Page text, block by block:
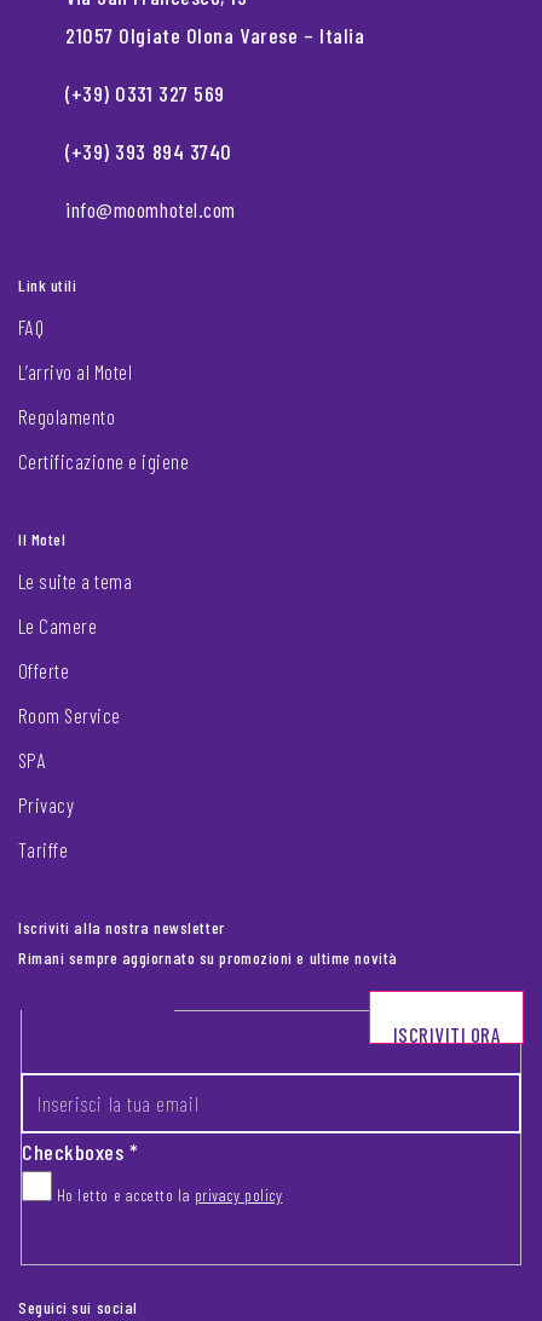
21057 Olgiate Olona Varese – Italia
(+39) 0331 327 569
(+39) 393 894 3740
info@moomhotel.com
Link utili
FAQ
L’arrivo al Motel
Regolamento
Certificazione e igiene
Il Motel
Le suite a tema
Le Camere
Offerte
Room Service
SPA
Privacy
Tariffe
Iscriviti alla nostra newsletter
Rimani sempre aggiornato su promozioni e ultime novità
Footer newsletter
Checkboxes*
Ho letto e accetto la privacy policy
ISCRIVITI ORA
Seguici sui social